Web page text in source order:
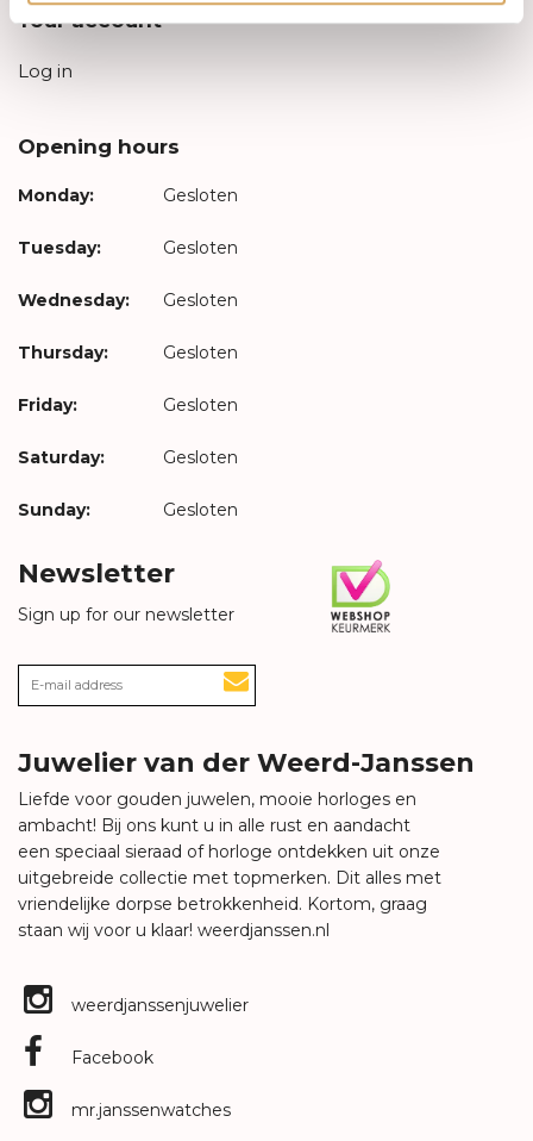
Your account
Log in
Opening hours
Monday: Gesloten
Tuesday: Gesloten
Wednesday: Gesloten
Thursday: Gesloten
Friday: Gesloten
Saturday: Gesloten
Sunday: Gesloten
Newsletter
Sign up for our newsletter
Juwelier van der Weerd-Janssen
Liefde voor gouden juwelen, mooie horloges en
ambacht! Bij ons kunt u in alle rust en aandacht
een speciaal sieraad of horloge ontdekken uit onze
uitgebreide collectie met topmerken. Dit alles met
vriendelijke dorpse betrokkenheid. Kortom, graag
staan wij voor u klaar! weerdjanssen.nl
weerdjanssenjuwelier
Facebook
mr.janssenwatches